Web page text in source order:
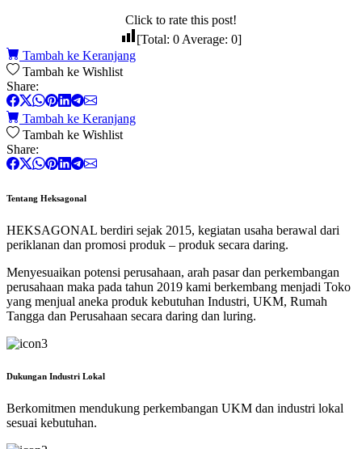
Click to rate this post!
[Total: 0 Average: 0]
Tambah ke Keranjang
Tambah ke Wishlist
Share:
Tambah ke Keranjang
Tambah ke Wishlist
Share:
Tentang Heksagonal
HEKSAGONAL berdiri sejak 2015, kegiatan usaha berawal dari
periklanan dan promosi produk – produk secara daring.
Menyesuaikan potensi perusahaan, arah pasar dan perkembangan
perusahaan maka pada tahun 2019 kami berkembang menjadi Toko
yang menjual aneka produk kebutuhan Industri, UKM, Rumah
Tangga dan Perusahaan secara daring dan luring.
Dukungan Industri Lokal
Berkomitmen mendukung perkembangan UKM dan industri lokal
sesuai kebutuhan.